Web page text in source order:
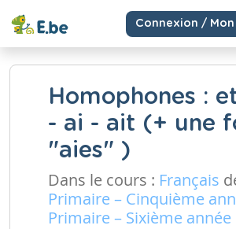
Connexion /
Homophones :
- ai - ait (+ une
"aies" )
Dans le cours : Français
Primaire – Cinquième
Primaire – Sixième année